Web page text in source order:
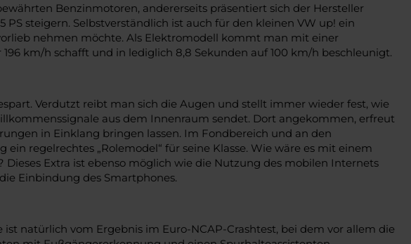
Benzinmotoren, andererseits präsentiert sich der Hersteller
PS steigern. Selbstverständlich ist auch für den kleinen VW up! ein
nehmen möchte. Als Elektromodell kommt man mit einer
km/h schafft und in lediglich 8,8 Sekunden auf 100 km/h beschleunigt.
Verdutzt reibt man sich die Augen und stellt immer wieder fest, wie
aus dem Innenraum sendet. Dort angekommen, erfreut
in Einklang bringen lassen. Im Fondbereich und an den
regelrechtes „Rolemodel“ für seine Klasse. Wie wäre es mit einem
Extra ist ebenso möglich wie die Nutzung des mobilen Internets
Einbindung des Smartphones.
natürlich vom Ergebnis im Euro-NCAP-Crashtest, bei dem vor allem die